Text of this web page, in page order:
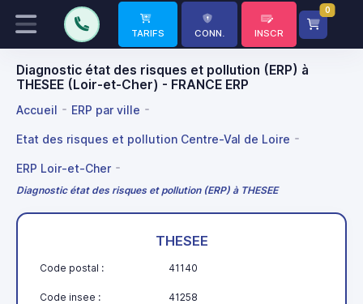
TARIFS CONN. INSCR
0
Diagnostic état des risques et pollution (ERP) à
THESEE (Loir-et-Cher) - FRANCE ERP
Accueil ERP par ville
Etat des risques et pollution Centre-Val de Loire
ERP Loir-et-Cher
Diagnostic état des risques et pollution (ERP) à THESEE
THESEE
Code postal : 41140
Code insee : 41258